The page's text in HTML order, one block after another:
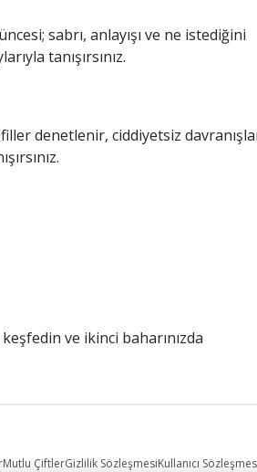
sabrı, anlayışı ve ne istediğini
tanışırsınız.
denetlenir, ciddiyetsiz
ve ikinci baharınızda
Mutlu ÇiftlerGizlilik SözleşmesiKullanıcı